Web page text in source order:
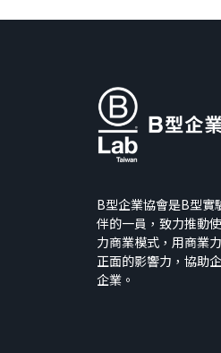
B型企業協會是B型實
伴的一員，致力推動
力商業模式，用商業
正面的影響力，協助
企業。